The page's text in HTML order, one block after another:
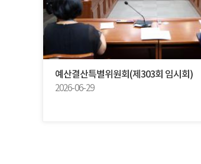
예산결산특별위원회(제303회 임시회)
2026-06-29